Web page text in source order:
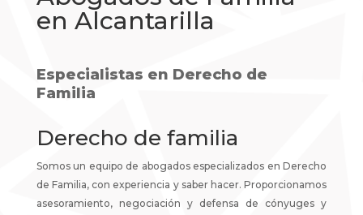
en Alcantarilla
Especialistas en Derecho de
Familia
Derecho de familia
Somos un equipo de abogados especializados en Derecho
de Familia, con experiencia y saber hacer. Proporcionamos
asesoramiento, negociación y defensa de cónyuges y